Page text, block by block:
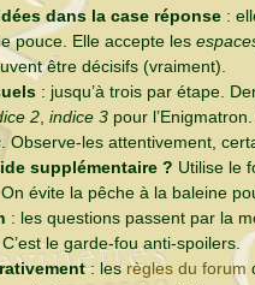
dans la case réponse :
pouce. Elle accepte les
être décisifs (vraiment).
: jusqu’à trois par étape.
2 indice 3 pour
. Observe-les attentivement,
supplémentaire ? Utilise le
évite la pêche à la baleine
: les questions passent par la
le garde-fou anti-spoilers.
: lesrègles du forum